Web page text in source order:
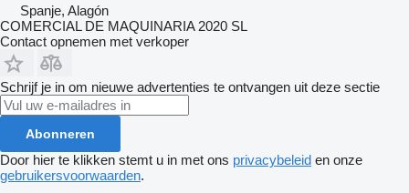
Spanje, Alagón
COMERCIAL DE MAQUINARIA 2020 SL
Contact opnemen met verkoper
Schrijf je in om nieuwe advertenties te ontvangen uit deze sectie
Abonneren
Door hier te klikken stemt u in met ons privacybeleid en onze
gebruikersvoorwaarden.